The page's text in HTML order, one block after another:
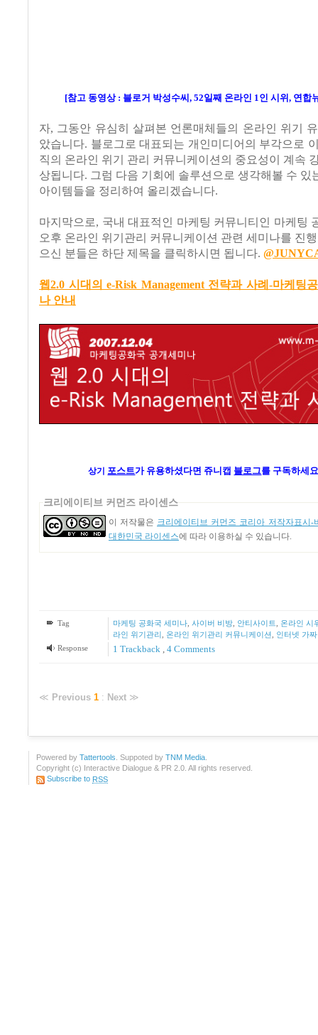
[참고 동영상 : 블로거 박성수씨, 52일째 온라인 1인 시위, 연합
자, 그동안 유심히 살펴본 언론매체들의 온라인 위기
았습니다. 블로그로 대표되는 개인미디어의 부각으로
직의 온라인 위기 관리 커뮤니케이션의 중요성이 계속
상됩니다. 그럼 다음 기회에 솔루션으로 생각해볼 수 있
아이템들을 정리하여 올리겠습니다.
마지막으로, 국내 대표적인 마케팅 커뮤니티인 마케팅
오후 온라인 위기관리 커뮤니케이션 관련 세미나를 진
으신 분들은 하단 제목을 클릭하시면 됩니다.
웹2.0 시대의 e-Risk Management 전략과 사례-마케팅
나 안내
상기 포스트가유용하셨다면 쥬니캡 블로그를 구독하세
크리에이티브 커먼즈 라이센스
이 저작물은 크리에이티브 커먼즈 코리아 저작자표시-
대한민국 라이센스에 따라 이용하실 수 있습니다.
Tag 마케팅 공화국 세미나, 사이버 비방, 안티사이트
온라인 시
라인 위기관리
온라인 위기관리 커뮤니케이션
인터넷 가
Response
1 Trackback 4Comments
≪ Previous 1 : Next ≫
Powered by Tattertools. Suppoted by TNM Media.
Copyright (c) Interactive Dialogue & PR 2.0. All rights reserved.
Subscribe to RSS